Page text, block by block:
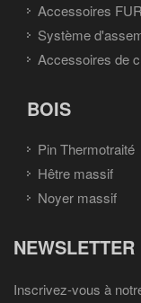
Accessoires
Système
Accessoires de
BOIS
Pin Thermotraité
Hêtre massif
Noyer massif
NEWSLETTER
Inscrivez-vous à